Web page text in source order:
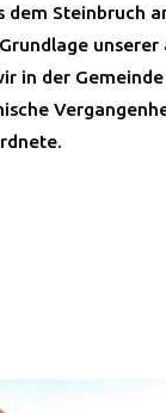
dem Steinbruch
unserer
in der